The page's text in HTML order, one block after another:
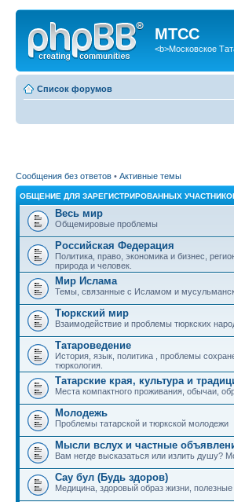
МТСС
<b>Московское
Список форумов
Сообщения без ответов • Активные темы
ОБЩЕНИЕ ДЛЯ ЗАРЕГИСТРИРОВАННЫХ
Весь мир
Общемировые проблемы
Российская Федерация
Политика, право, экономика и бизнес,
природа и человек.
Мир Ислама
Темы, связанные с Исламом и
Тюркский мир
Взаимодействие и проблемы тюркских
Татароведение
История, язык, политика , проблемы
тюркология.
Татарские края, культура и
Места компактного проживания, обычаи,
Молодежь
Проблемы татарской и тюркской молодежи
Мысли вслух и частные
Вам негде высказаться или излить душу?
Сау бул (Будь здоров)
Медицина, здоровый образ жизни,